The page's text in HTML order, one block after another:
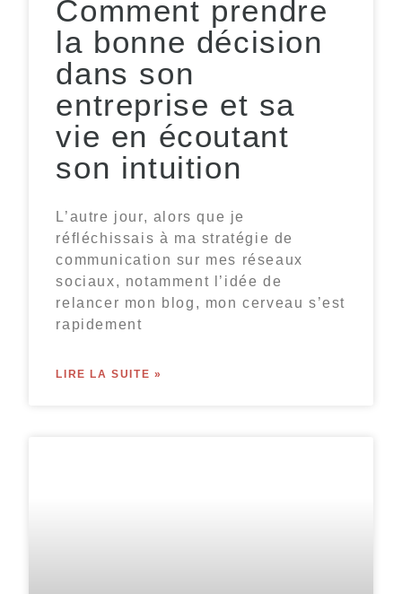
Comment prendre
la bonne décision
dans son
entreprise et sa
vie en écoutant
son intuition
L’autre jour, alors que je
réfléchissais à ma stratégie de
communication sur mes réseaux
sociaux, notamment l’idée de
relancer mon blog, mon cerveau s’est
rapidement
LIRE LA SUITE »